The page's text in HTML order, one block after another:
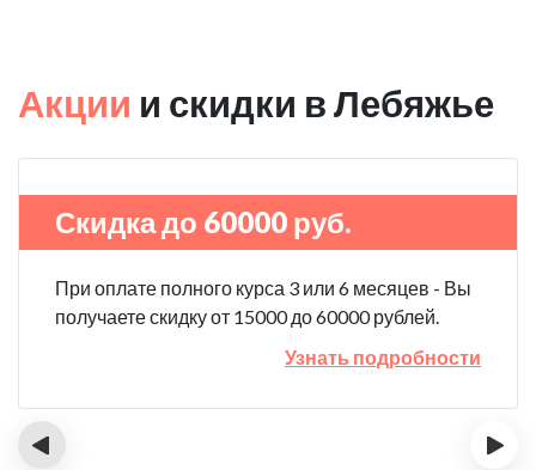
Акции и скидки в Лебяжье
Скидка до 60000 руб.
При оплате полного курса 3 или 6 месяцев - Вы
получаете скидку от 15000 до 60000 рублей.
Узнать подробности
‹ ›